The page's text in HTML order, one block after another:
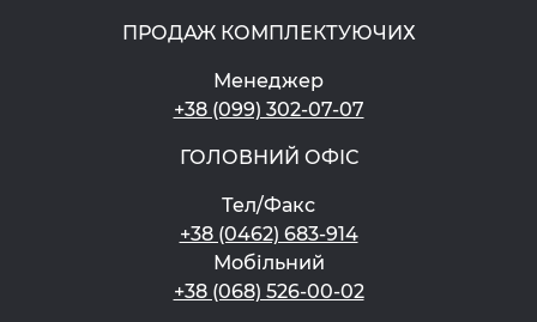
ПРОДАЖ КОМПЛЕКТУЮЧИХ
Менеджер
+38 (099) 302-07-07
ГОЛОВНИЙ ОФІС
Тел/Факс
+38 (0462) 683-914
Мобільний
+38 (068) 526-00-02